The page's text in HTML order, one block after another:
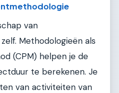
van
Methodologieën als
(CPM) helpen je de
te berekenen. Je
van activiteiten van